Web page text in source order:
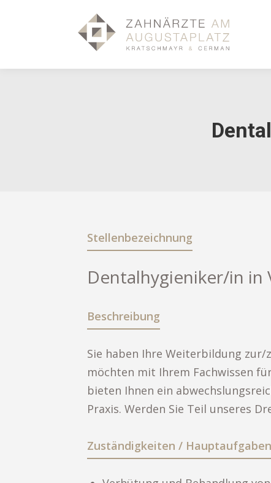
Stellenbezeichnung
Dentalhygieniker/in in
Beschreibung
Sie haben Ihre Weiterbildung
möchten mit Ihrem Fachwissen
bieten Ihnen ein
Praxis. Werden Sie Teil unseres
Zuständigkeiten / Hauptaufgaben